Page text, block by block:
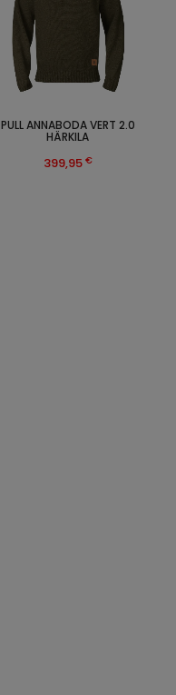
PULL ANNABODA VERT 2.0
HÄRKILA
399,95 €